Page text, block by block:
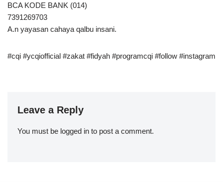
BCA KODE BANK (014)
7391269703
A.n yayasan cahaya qalbu insani.
#cqi #ycqiofficial #zakat #fidyah #programcqi #follow #instagram
Leave a Reply
You must be logged in to post a comment.